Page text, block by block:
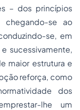
– dos princípios
chegando-se ao
se, em
sucessivamente,
maior estrutura e
reforça, como
dos
lhe um